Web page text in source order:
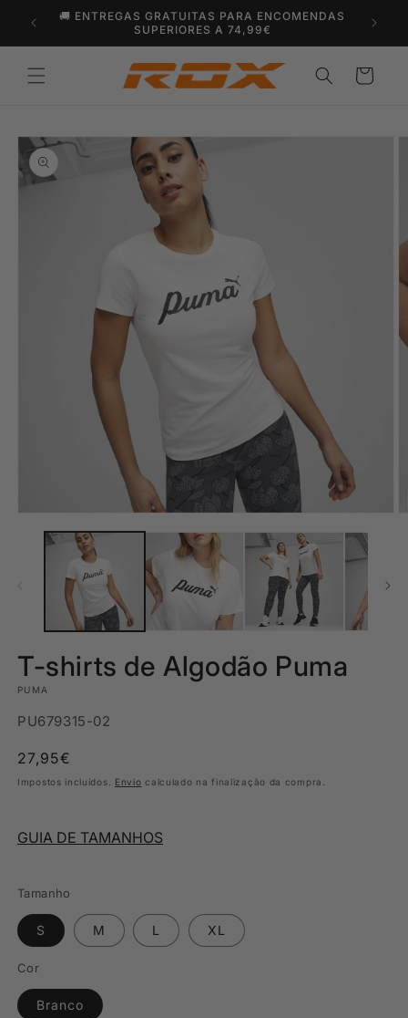
para o🚚 ENTREGAS GRATUITAS PARA ENCOMENDAS
SUPERIORES A 74,99€
Carrinho
a
informação
do produto
conteúdo
multimédia
modal
T-shirts de Algodão Puma
PUMA
SKU:
PU679315-02
Preço
normal
27,95€
Impostos incluídos. Envio calculado na finalização da compra.
GUIA DE TAMANHOS
Tamanho
S M L XL
Cor
Branco